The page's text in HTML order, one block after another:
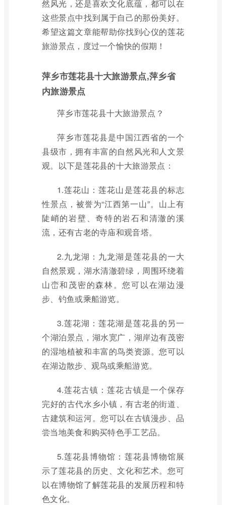
然风光，还是喜欢文化底蕴，都可以在
这些景点中找到属于自己的那份美好。
希望这篇文章能帮助你找到心仪的莲花
旅游景点，度过一个愉快的假期！
萍乡市莲花县十大旅游景点,萍乡省
内旅游景点
萍乡市莲花县十大旅游景点？
萍乡市莲花县是中国江西省的一个
县级市，拥有丰富的自然风光和人文景
观。以下是莲花县的十大旅游景点：
1.莲花山：莲花山是莲花县的标志
性景点，被誉为“江西第一山”。山上有
陡峭的岩壁、奇特的岩石和清澈的溪
流，还有古老的寺庙和观音塔。
2.九龙湖：九龙湖是莲花县的一大
自然景观，湖水清澈碧绿，周围环绕着
山峦和茂密的森林。您可以在湖边漫
步、钓鱼或乘船游览。
3.莲花湖：莲花湖是莲花县的另一
个湖泊景点，湖水宽广，湖岸边有茂密
的湿地植被和丰富的鸟类资源。您可以
在湖边散步、观鸟或乘船游览。
4.莲花古镇：莲花古镇是一个保存
完好的古代水乡小镇，有古老的街道、
古建筑和运河。您可以在古镇漫步、品
尝当地美食和购买特色手工艺品。
5.莲花县博物馆：莲花县博物馆展
示了莲花县的历史、文化和艺术。您可
以在博物馆了解莲花县的发展历程和特
色文化。